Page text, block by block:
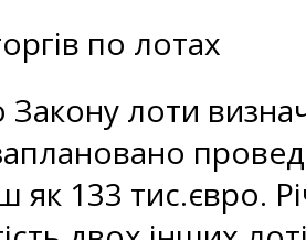
по лотах
Закону лоти
як 133